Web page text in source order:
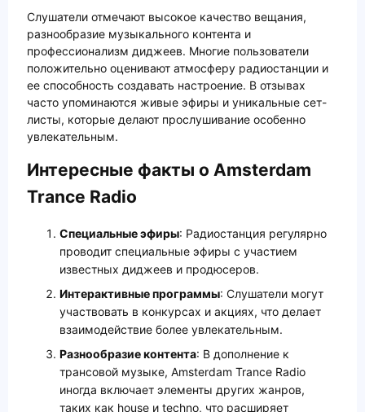
Слушатели отмечают высокое качество вещания,
разнообразие музыкального контента и
профессионализм диджеев. Многие пользователи
положительно оценивают атмосферу радиостанции и
ее способность создавать настроение. В отзывах
часто упоминаются живые эфиры и уникальные сет-
листы, которые делают прослушивание особенно
увлекательным.
Интересные факты о Amsterdam
Trance Radio
Специальные эфиры: Радиостанция регулярно
проводит специальные эфиры с участием
известных диджеев и продюсеров.
Интерактивные программы: Слушатели могут
участвовать в конкурсах и акциях, что делает
взаимодействие более увлекательным.
Разнообразие контента: В дополнение к
трансовой музыке, Amsterdam Trance Radio
иногда включает элементы других жанров,
таких как house и techno, что расширяет